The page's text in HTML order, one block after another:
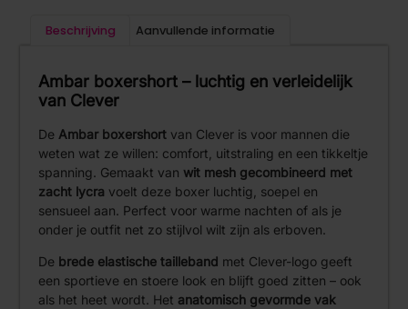
Beschrijving Aanvullende informatie
Ambar boxershort – luchtig en verleidelijk
van Clever
De Ambar boxershort van Clever is voor mannen die
weten wat ze willen: comfort, uitstraling en een tikkeltje
spanning. Gemaakt van wit mesh gecombineerd met
zacht lycra voelt deze boxer luchtig, soepel en
sensueel aan. Perfect voor warme nachten of als je
onder je outfit net zo stijlvol wilt zijn als erboven.
De brede elastische tailleband met Clever-logo geeft
een sportieve en stoere look en blijft goed zitten – ook
als het heet wordt. Het anatomisch gevormde vak